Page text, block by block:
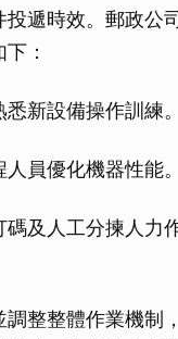
投遞時效。郵政公
：
新設備操作訓練。
員優化機器性能。
碼及人工分揀人力
整整體作業機制